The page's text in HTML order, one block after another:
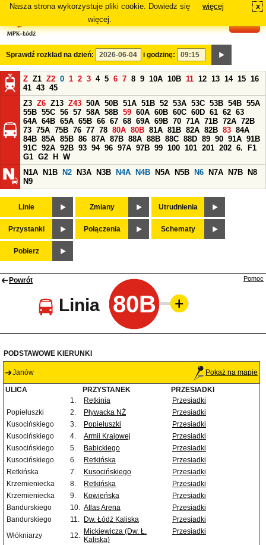
Nasza strona wykorzystuje pliki cookie. Dowiedz się
więcej.
więcej x
Sprawdź rozkład na dzień: i godzinę:
Z Z1 Z2 0 1 2 3 4 5 6 7 8 9 10A 10B 11 12 13 14 15 16
41 43 45
Z3 Z6 Z13 Z43 50A 50B 51A 51B 52 53A 53C 53B 54B 55A
55B 55C 56 57 58A 58B 59 60A 60B 60C 60D 61 62 63
64A 64B 65A 65B 66 67 68 69A 69B 70 71A 71B 72A 72B
73 75A 75B 76 77 78 80A 80B 81A 81B 82A 82B 83 84A
84B 85A 85B 86 87A 87B 88A 88B 88C 88D 89 90 91A 91B
91C 92A 92B 93 94 96 97A 97B 99 100 101 201 202 6.
F1
G1 G2 H
W
N1A
N1B N2 N3A N3B N4A N4B N5A N5B N6 N7A N7B
N8
N9
Linie Zmiany Utrudnienia
Przystanki Połączenia Schematy
Pobierz
Powrót
Linia 80B
Pomoc
PODSTAWOWE KIERUNKI
Janów Pokaż na mapie
ULICA PRZYSTANEK
PRZESIADKI
1.
Retkinia
Przesiadki
Popiełuszki
2. Pływacka NŻ
Przesiadki
Kusocińskiego
3. Popiełuszki
Przesiadki
Kusocińskiego
4. Armii Krajowej
Przesiadki
Kusocińskiego
5. Babickiego
Przesiadki
Kusocińskiego
6. Retkińska
Przesiadki
Retkińska
7. Kusocińskiego
Przesiadki
Krzemieniecka
8. Retkińska
Przesiadki
Krzemieniecka
9. Kowieńska
Przesiadki
Bandurskiego
10. Atlas Arena
Przesiadki
Bandurskiego
11. Dw. Łódź Kaliska
Przesiadki
Włókniarzy
12. Mickiewicza (Dw. Ł.
Kaliska)
Przesiadki